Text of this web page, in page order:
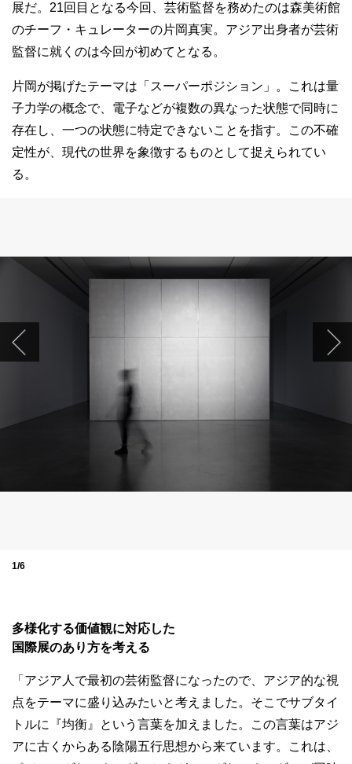
展だ。21回目となる今回、芸術監督を務めたのは森美術館
のチーフ・キュレーターの片岡真実。アジア出身者が芸術
監督に就くのは今回が初めてとなる。
片岡が掲げたテーマは「スーパーポジション」。これは量
子力学の概念で、電子などが複数の異なった状態で同時に
存在し、一つの状態に特定できないことを指す。この不確
定性が、現代の世界を象徴するものとして捉えられてい
る。
1/6
多様化する価値観に対応した
国際展のあり方を考える
「アジア人で最初の芸術監督になったので、アジア的な視
点をテーマに盛り込みたいと考えました。そこでサブタイ
トルに『均衡』という言葉を加えました。この言葉はアジ
アに古くからある陰陽五行思想から来ています。これは、